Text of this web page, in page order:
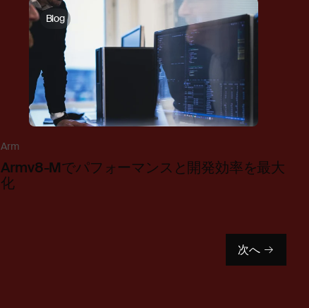
Blog
Arm
Armv8-Mでパフォーマンスと開発効率を最大
化
次へ